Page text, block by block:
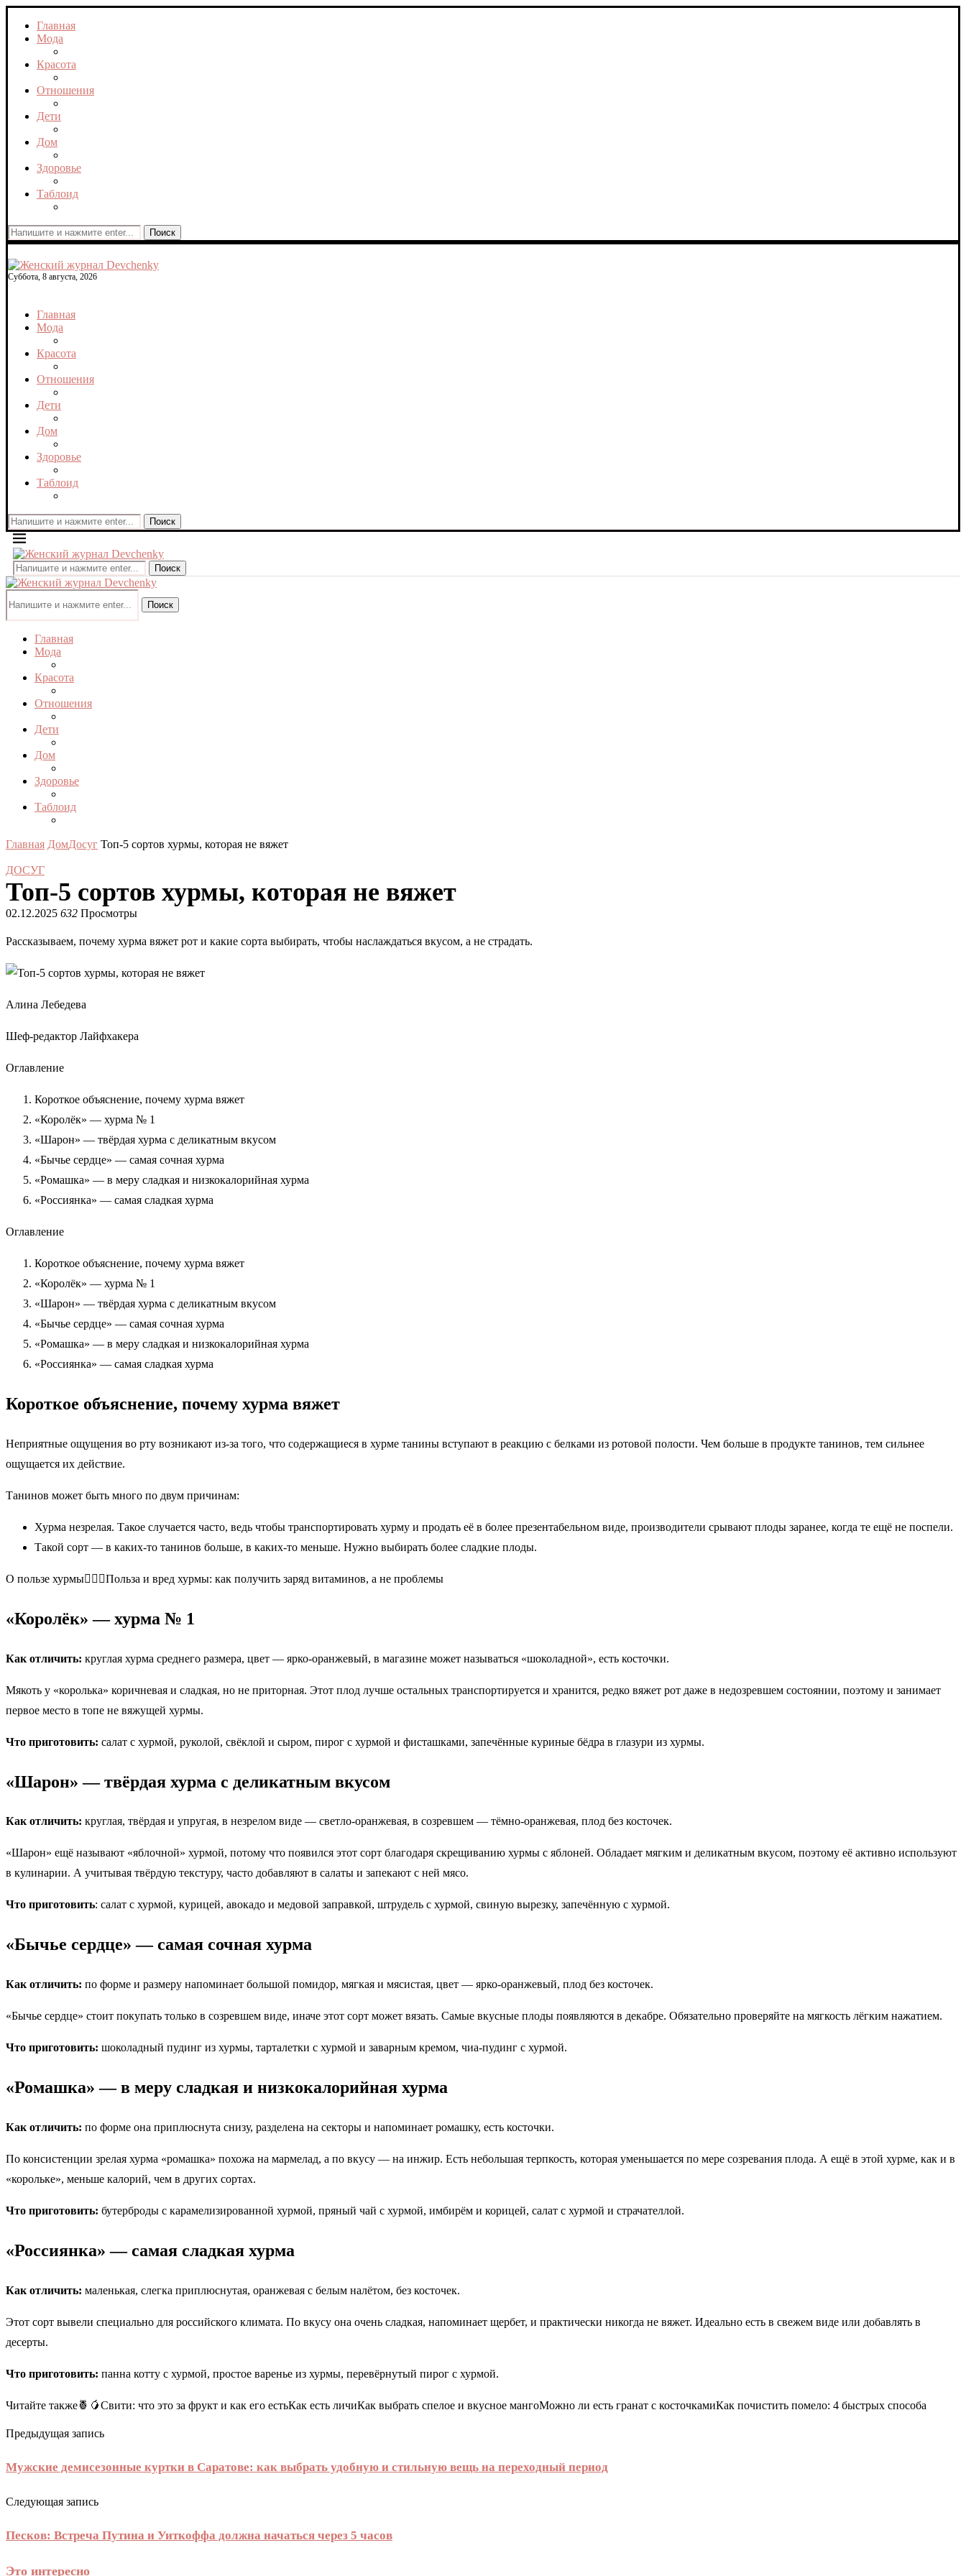
Главная
Мода
Красота
Отношения
Дети
Дом
Здоровье
Таблоид
Поиск
Суббота, 8 августа, 2026
Главная
Мода
Красота
Отношения
Дети
Дом
Здоровье
Таблоид
Поиск
Поиск
Поиск
Главная
Мода
Красота
Отношения
Дети
Дом
Здоровье
Таблоид
Главная ДомДосуг Топ‑5 сортов хурмы, которая не вяжет
ДОСУГ
Топ‑5 сортов хурмы, которая не вяжет
02.12.2025 632 Просмотры
Рассказываем, почему хурма вяжет рот и какие сорта выбирать, чтобы наслаждаться вкусом, а не страдать.
Алина Лебедева
Шеф-редактор Лайфхакера
Оглавление
Короткое объяснение, почему хурма вяжет
«Королёк» — хурма № 1
«Шарон» — твёрдая хурма с деликатным вкусом
«Бычье сердце» — самая сочная хурма
«Ромашка» — в меру сладкая и низкокалорийная хурма
«Россиянка» — самая сладкая хурма
Оглавление
Короткое объяснение, почему хурма вяжет
«Королёк» — хурма № 1
«Шарон» — твёрдая хурма с деликатным вкусом
«Бычье сердце» — самая сочная хурма
«Ромашка» — в меру сладкая и низкокалорийная хурма
«Россиянка» — самая сладкая хурма
Короткое объяснение, почему хурма вяжет
Неприятные ощущения во рту возникают из-за того, что содержащиеся в хурме танины вступают в реакцию с белками из ротовой полости. Чем больше в продукте танинов, тем сильнее
ощущается их действие.
Танинов может быть много по двум причинам:
Хурма незрелая. Такое случается часто, ведь чтобы транспортировать хурму и продать её в более презентабельном виде, производители срывают плоды заранее, когда те ещё не поспели.
Такой сорт — в каких-то танинов больше, в каких-то меньше. Нужно выбирать более сладкие плоды.
О пользе хурмы👩🏼‍⚕️Польза и вред хурмы: как получить заряд витаминов, а не проблемы
«Королёк» — хурма № 1
Как отличить: круглая хурма среднего размера, цвет — ярко-оранжевый, в магазине может называться «шоколадной», есть косточки.
Мякоть у «королька» коричневая и сладкая, но не приторная. Этот плод лучше остальных транспортируется и хранится, редко вяжет рот даже в недозревшем состоянии, поэтому и занимает
первое место в топе не вяжущей хурмы.
Что приготовить: салат с хурмой, руколой, свёклой и сыром, пирог с хурмой и фисташками, запечённые куриные бёдра в глазури из хурмы.
«Шарон» — твёрдая хурма с деликатным вкусом
Как отличить: круглая, твёрдая и упругая, в незрелом виде — светло-оранжевая, в созревшем — тёмно-оранжевая, плод без косточек.
«Шарон» ещё называют «яблочной» хурмой, потому что появился этот сорт благодаря скрещиванию хурмы с яблоней. Обладает мягким и деликатным вкусом, поэтому её активно используют
в кулинарии. А учитывая твёрдую текстуру, часто добавляют в салаты и запекают с ней мясо.
Что приготовить: салат с хурмой, курицей, авокадо и медовой заправкой, штрудель с хурмой, свиную вырезку, запечённую с хурмой.
«Бычье сердце» — самая сочная хурма
Как отличить: по форме и размеру напоминает большой помидор, мягкая и мясистая, цвет — ярко-оранжевый, плод без косточек.
«Бычье сердце» стоит покупать только в созревшем виде, иначе этот сорт может вязать. Самые вкусные плоды появляются в декабре. Обязательно проверяйте на мягкость лёгким нажатием.
Что приготовить: шоколадный пудинг из хурмы, тарталетки с хурмой и заварным кремом, чиа-пудинг с хурмой.
«Ромашка» — в меру сладкая и низкокалорийная хурма
Как отличить: по форме она приплюснута снизу, разделена на секторы и напоминает ромашку, есть косточки.
По консистенции зрелая хурма «ромашка» похожа на мармелад, а по вкусу — на инжир. Есть небольшая терпкость, которая уменьшается по мере созревания плода. А ещё в этой хурме, как и в
«корольке», меньше калорий, чем в других сортах.
Что приготовить: бутерброды с карамелизированной хурмой, пряный чай с хурмой, имбирём и корицей, салат с хурмой и страчателлой.
«Россиянка» — самая сладкая хурма
Как отличить: маленькая, слегка приплюснутая, оранжевая с белым налётом, без косточек.
Этот сорт вывели специально для российского климата. По вкусу она очень сладкая, напоминает щербет, и практически никогда не вяжет. Идеально есть в свежем виде или добавлять в
десерты.
Что приготовить: панна котту с хурмой, простое варенье из хурмы, перевёрнутый пирог с хурмой.
Читайте также🍍🥭Свити: что это за фрукт и как его естьКак есть личиКак выбрать спелое и вкусное мангоМожно ли есть гранат с косточкамиКак почистить помело: 4 быстрых способа
Предыдущая запись
Мужские демисезонные куртки в Саратове: как выбрать удобную и стильную вещь на переходный период
Следующая запись
Песков: Встреча Путина и Уиткоффа должна начаться через 5 часов
Это интересно